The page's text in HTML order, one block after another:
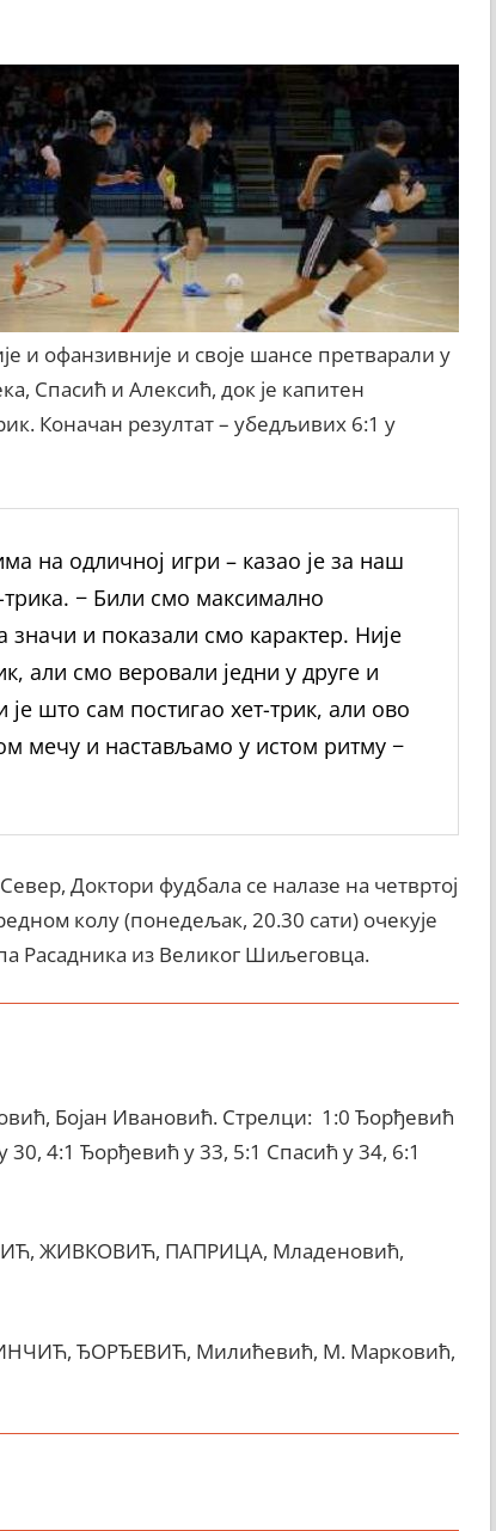
и офанзивније и своје шансе претварали у
Спасић и Алексић, док је капитен
Коначан резултат – убедљивих 6:1 у
на одличној игри – казао је за наш
− Били смо максимално
и показали смо карактер. Није
али смо веровали једни у друге и
што сам постигао хет-трик, али ово
мечу и настављамо у истом ритму −
Доктори фудбала се налазе на четвртој
колу (понедељак, 20.30 сати) очекује
Расадника из Великог Шиљеговца.
Бојан Ивановић. Стрелци: 1:0 Ђорђевић
4:1 Ђорђевић у 33, 5:1 Спасић у 34, 6:1
ЖИВКОВИЋ, ПАПРИЦА, Младеновић,
ЂОРЂЕВИЋ, Милићевић, М. Марковић,